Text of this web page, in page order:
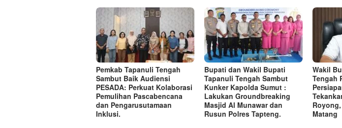
Pemkab Tapanuli Tengah
Sambut Baik Audiensi
PESADA: Perkuat Kolaborasi
Pemulihan Pascabencana
dan Pengarusutamaan
Inklusi.
Bupati dan Wakil Bupati
Tapanuli Tengah Sambut
Kunker Kapolda Sumut :
Lakukan Groundbreaking
Masjid Al Munawar dan
Rusun Polres Tapteng.
Wakil
Tengah
Matang